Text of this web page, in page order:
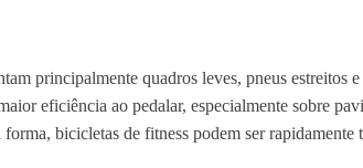
principalmente quadros leves, pneus estreitos
eficiência ao pedalar, especialmente sobre
bicicletas de fitness podem ser